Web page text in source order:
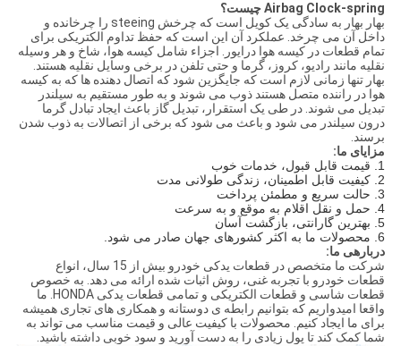
Airbag Clock-spring چیست؟
بهار بهار به سادگی یک کویل است که چرخش steeing را چرخانده و
داخل آن می چرخد. عملکرد آن این است که حفظ تداوم الکتریکی برای
تمام قطعات در کیسه هوا درایور. اجزاء شامل کیسه هوا، شاخ و هر وسیله
نقلیه مانند رادیو، کروز، گرما و حتی تلفن در برخی وسایل نقلیه هستند.
بهار تنها زمانی لازم است که جایگزین شود که اتصال دهنده ها که به کیسه
هوا در راننده متصل هستند ذوب می شوند و به طور مستقیم به سیلندر
تبدیل می شوند. در طی یک استقرار، تبدیل گاز باعث ایجاد تبادل گرما
درون سیلندر می شود و باعث می شود که برخی از اتصالات به ذوب شدن
برسند.
مزایای ما:
1. قیمت قابل قبول، خدمات خوب
2. کیفیت قابل اطمینان، زندگی طولانی مدت
3. حالت سریع و مطمئن پرداخت
4. حمل و نقل اقلام به موقع و به سرعت
5. بهترین گارانتی، بازگشت آسان
6. محصولات ما به اکثر کشورهای جهان صادر می شود.
دربارهی ما:
شرکت ما متخصص در قطعات یدکی خودرو بیش از 15 سال، انواع
قطعات خودرو با تجربه غنی، روش اثبات شده ارائه می دهد. به خصوص
قطعات شاسی و قطعات الکتریکی و تمامی قطعات یدکی HONDA. ما
واقعا امیدواریم که بتوانیم رابطه ی دوستانه و همکاری های تجاری همیشه
برای ما ایجاد کنیم. محصولات با کیفیت عالی و قیمت مناسب می تواند به
شما کمک کند تا پول زیادی را به دست آورید و سود خوبی داشته باشید.